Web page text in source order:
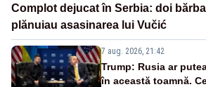
Complot dejucat în Serbia: doi
plănuiau asasinarea lui Vučić
7 aug. 2026, 21:42
Trump: Rusia ar
în această toamnă.